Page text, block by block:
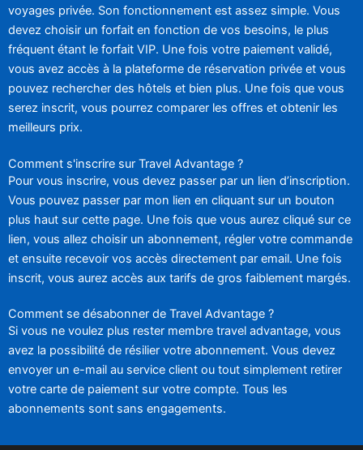
voyages privée. Son fonctionnement est assez simple. Vous
devez choisir un forfait en fonction de vos besoins, le plus
fréquent étant le forfait VIP. Une fois votre paiement validé,
vous avez accès à la plateforme de réservation privée et vous
pouvez rechercher des hôtels et bien plus. Une fois que vous
serez inscrit, vous pourrez comparer les offres et obtenir les
meilleurs prix.
Comment s'inscrire sur Travel Advantage ?
Pour vous inscrire, vous devez passer par un lien d’inscription.
Vous pouvez passer par mon lien en cliquant sur un bouton
plus haut sur cette page. Une fois que vous aurez cliqué sur ce
lien, vous allez choisir un abonnement, régler votre commande
et ensuite recevoir vos accès directement par email. Une fois
inscrit, vous aurez accès aux tarifs de gros faiblement margés.
Comment se désabonner de Travel Advantage ?
Si vous ne voulez plus rester membre travel advantage, vous
avez la possibilité de résilier votre abonnement. Vous devez
envoyer un e-mail au service client ou tout simplement retirer
votre carte de paiement sur votre compte. Tous les
abonnements sont sans engagements.